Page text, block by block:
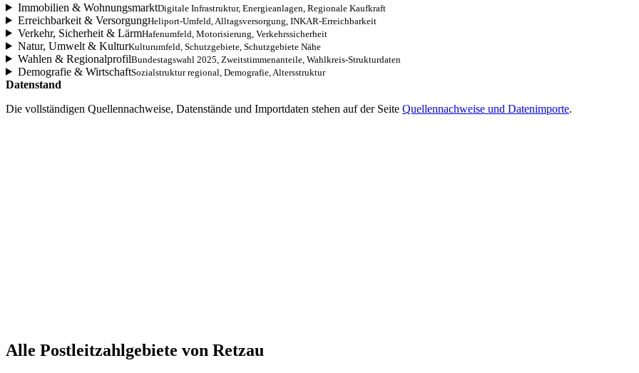
Immobilien & WohnungsmarktDigitale Infrastruktur, Energieanlagen, Regionale Kaufkraft
Erreichbarkeit & VersorgungHeliport-Umfeld, Alltagsversorgung, INKAR-Erreichbarkeit
Verkehr, Sicherheit & LärmHafenumfeld, Motorisierung, Verkehrssicherheit
Natur, Umwelt & KulturKulturumfeld, Schutzgebiete, Schutzgebiete Nähe
Wahlen & RegionalprofilBundestagswahl 2025, Zweitstimmenanteile, Wahlkreis-Strukturdaten
Demografie & WirtschaftSozialstruktur regional, Demografie, Altersstruktur
Datenstand
Die vollständigen Quellennachweise, Datenstände und Importdaten stehen auf der Seite Quellennachweise und Datenimporte.
Alle Postleitzahlgebiete von Retzau